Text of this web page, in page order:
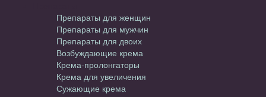
Препараты для женщин
Препараты для мужчин
Препараты для двоих
Возбуждающие крема
Крема-пролонгаторы
Крема для увеличения
Сужающие крема